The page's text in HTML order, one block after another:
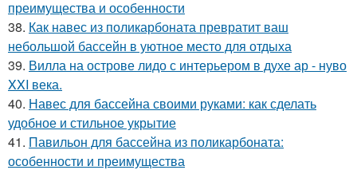
преимущества и особенности
38. Как навес из поликарбоната превратит ваш
небольшой бассейн в уютное место для отдыха
39. Вилла на острове лидо с интерьером в духе ар - нуво
XXI века.
40. Навес для бассейна своими руками: как сделать
удобное и стильное укрытие
41. Павильон для бассейна из поликарбоната:
особенности и преимущества